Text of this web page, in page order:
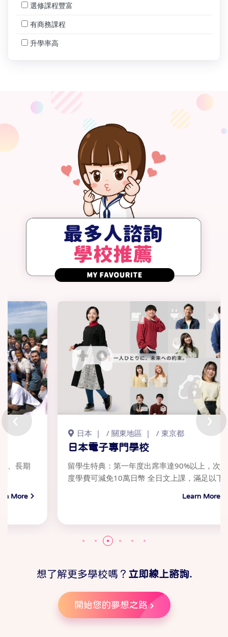
選修課程豐富
有商務課程
升學率高
日本 關東地區 / 東京都
日本電子專門學校
留學生特典：第一年度出席率達90%以上，次年
度學費可減免10萬日幣 全日文上課，滿足以下..
上
‹ ›
想了解更多學校嗎？ 立即線上諮詢.
開始您的夢想之路